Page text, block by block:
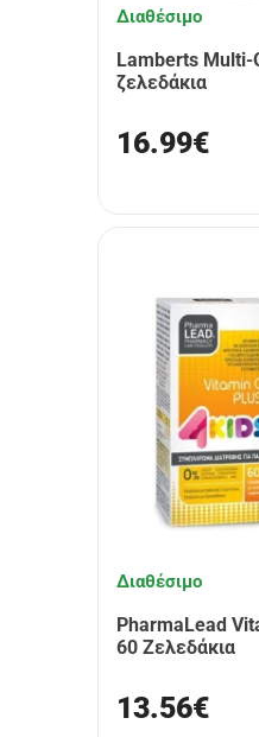
Διαθέσιμο
Lamberts Multi-
ζελεδάκια
16.99€
Διαθέσιμο
PharmaLead
60 Ζελεδάκια
13.56€